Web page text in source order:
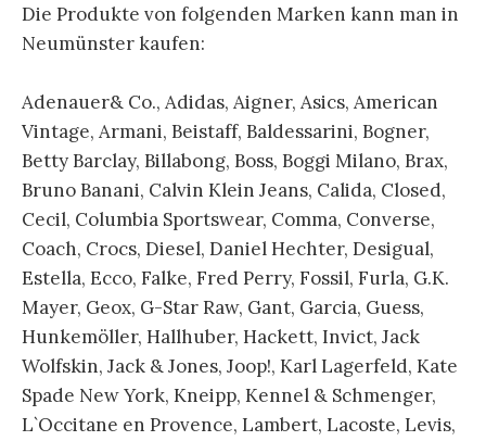
Die Produkte von folgenden Marken kann man in
Neumünster kaufen:
Adenauer& Co., Adidas, Aigner, Asics, American
Vintage, Armani, Beistaff, Baldessarini, Bogner,
Betty Barclay, Billabong, Boss, Boggi Milano, Brax,
Bruno Banani, Calvin Klein Jeans, Calida, Closed,
Cecil, Columbia Sportswear, Comma, Converse,
Coach, Crocs, Diesel, Daniel Hechter, Desigual,
Estella, Ecco, Falke, Fred Perry, Fossil, Furla, G.K.
Mayer, Geox, G-Star Raw, Gant, Garcia, Guess,
Hunkemöller, Hallhuber, Hackett, Invict, Jack
Wolfskin, Jack & Jones, Joop!, Karl Lagerfeld, Kate
Spade New York, Kneipp, Kennel & Schmenger,
L`Occitane en Provence, Lambert, Lacoste, Levis,